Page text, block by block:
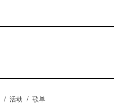
/ 活动 / 歌单